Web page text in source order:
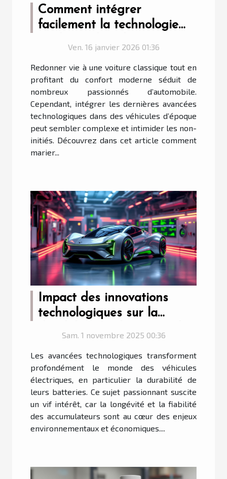
Comment intégrer
facilement la technologie
classiques ?
Ven. 16 janvier 2026 01:36
Redonner vie à une voiture classique tout en
profitant du confort moderne séduit de
nombreux passionnés d’automobile.
Cependant, intégrer les dernières avancées
technologiques dans des véhicules d’époque
peut sembler complexe et intimider les non-
initiés. Découvrez dans cet article comment
marier...
Impact des innovations
technologiques sur la
Sam. 1 novembre 2025 00:36
Les avancées technologiques transforment
profondément le monde des véhicules
électriques, en particulier la durabilité de
leurs batteries. Ce sujet passionnant suscite
un vif intérêt, car la longévité et la fiabilité
des accumulateurs sont au cœur des enjeux
environnementaux et économiques....